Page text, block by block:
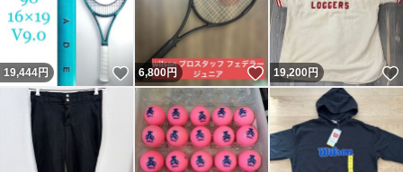
19,444円 いいね！
6,800円 いいね！
19,200円